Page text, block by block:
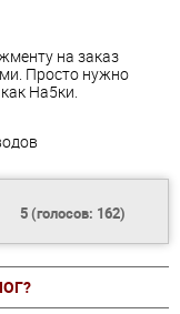
на заказ
Просто нужно
На5ки.
5(голосов: 162)